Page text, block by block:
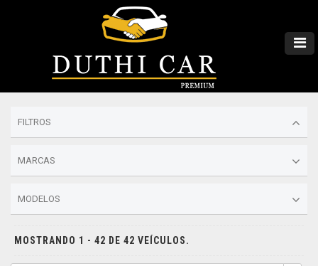
FILTROS
MARCAS
MODELOS
MOSTRANDO 1 - 42 DE 42 VEÍCULOS.